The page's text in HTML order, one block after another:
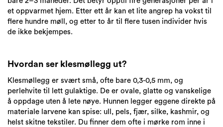
et oppvarmet hjem. Etter ett år kan et lite angrep ha vokst til
flere hundre møll, og etter to år til flere tusen individer hvis
de ikke bekjempes.
Hvordan ser klesmøllegg ut?
Klesmøllegg er svært små, ofte bare 0,3-0,5 mm, og
perlehvite til lett gulaktige. De er ovale, glatte og vanskelige
å oppdage uten å lete nøye. Hunnen legger eggene direkte på
materiale larvene kan spise: ull, pels, fjær, silke, kashmir, og
helst skitne tekstiler. Du finner dem ofte i mørke rom inne i